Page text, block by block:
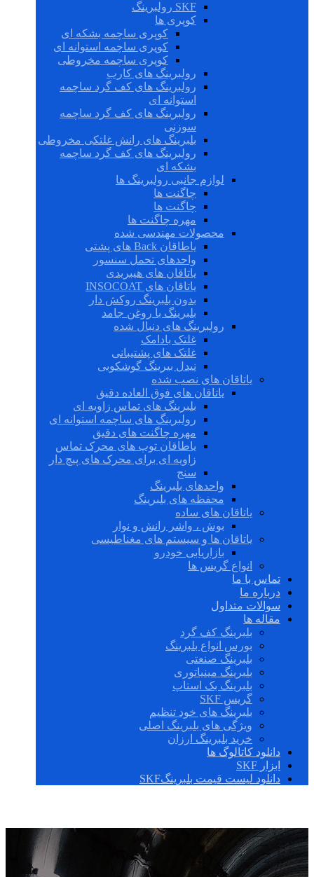
SKF رولبرینگ
کوپری ها
کوپری ساچمه بشکه ای
کوپری ساچمه استوانه ای
کوپری ساچمه مخروطی
رولبرینگ های کارب
رولبرینگ های کف گرد ساچمه
استوانه ای
رولبرینگ های کف گرد ساچمه
سوزنی
بلبرینگ های رانش غلتکی مخروطی
رولبرینگ های کف گرد ساچمه
بشکه ای
لوازم جانبی رولبرینگ ها
چاگنت ها
چاگنت ها
مهره چاگنت ها
محصولات مهندسی شده
یاطاقان Back های پشتی
واحدهای تحمل سنسور
یاتاقان های هیبریدی
یاتاقان های INSOCOAT
بدون بلبرینگ روکش دار
بلبرینگ با روغن جامد
رولبرینگ های دنبال شده
غلتک بادامک
غلتک های پشتیبانی
نیدل بیرینگ گوشکوبی
یاتاقان های نصب شده
یاتاقان های فوق العاده دقیق
بلبرینگ های تماس زاویه ای
رولبرینگ های ساچمه استوانه ای
مهره چاگنت های دقیق
یاطاقان توپ های محرک تماس
زاویه ای برای محرک های پیچ دار
سنج
واحدهای بلبرینگ
محفظه های بلبرینگ
یاتاقان های ساده
بوش ، واشر رانش و نوار
یاتاقان ها و سیستم های مغناطیسی
بازاریابی خودرو
انواع گریس ها
تماس با ما
درباره ما
سوالات متداول
مقاله ها
بلبرینگ کف گرد
بورس انواع بلبرینگ
بلبرینگ صنعتی
بلبرینگ مینیاتوری
بلبرینگ بک استاپ
گریس SKF
بلبرینگ های خود تنظیم
ویژگی های بلبرینگ اصلی
خرید بلبرینگ ارزان
دانلود کاتالوگ ها
ابزار SKF
دانلود لیست قیمت بلبرینگSKF